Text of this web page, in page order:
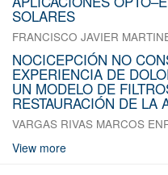
SOLARES
FRANCISCO JAVIER
NOCICEPCIÓN NO
EXPERIENCIA DE
UN MODELO DE
RESTAURACIÓN DE LA
VARGAS RIVAS MARCOS
View more